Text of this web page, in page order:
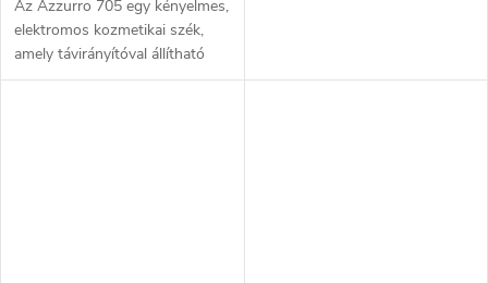
Az Azzurro 705 egy kényelmes,
elektromos kozmetikai szék,
amely távirányítóval állítható
magasságú, pedálokkal